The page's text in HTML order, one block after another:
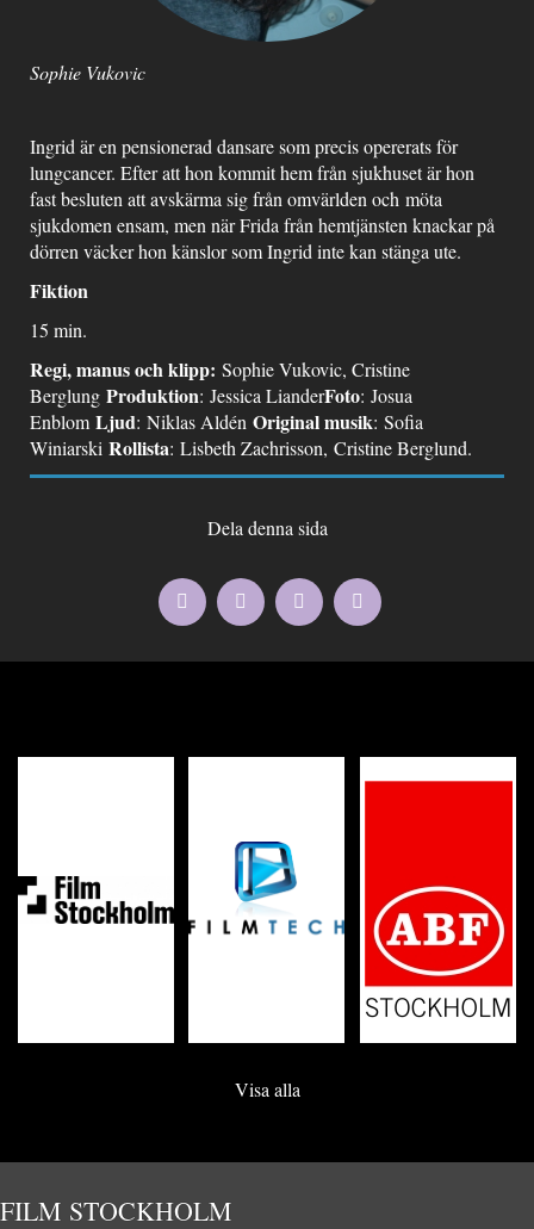
Sophie Vukovic
Ingrid är en pensionerad dansare som precis opererats för
lungcancer. Efter att hon kommit hem från sjukhuset är hon
fast besluten att avskärma sig från omvärlden och möta
sjukdomen ensam, men när Frida från hemtjänsten knackar på
dörren väcker hon känslor som Ingrid inte kan stänga ute.
Fiktion
15 min.
Regi, manus och klipp: Sophie Vukovic, Cristine
Berglung Produktion: Jessica LianderFoto: Josua
Enblom Ljud: Niklas Aldén Original musik: Sofia
Winiarski Rollista: Lisbeth Zachrisson, Cristine Berglund.
Dela denna sida
Visa alla
FILM STOCKHOLM